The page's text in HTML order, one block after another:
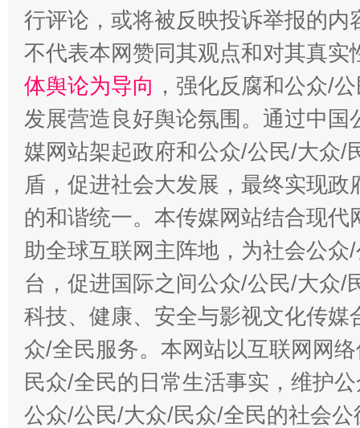
行评论，或将被反映投诉举报的
不代表本网赞同其观点和对其真实
体舆论为导向 ，强化反腐和公众/
发展营造良好舆论氛围。通过中
媒网站架起政府和公众/公民/大众/
盾，促进社会大发展，最终实现
的和谐统一。本传媒网站结合现
助全球互联网主阵地，为社会公
台，促进国际之间公众/公民/大众/
科技、健康、安全与影视文化传
众/全民服务。本网站以互联网网
民众/全民的日常生活事实，维护
公众/公民/大众/民众/全民的社会公